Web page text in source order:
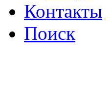
Контакты
Поиск